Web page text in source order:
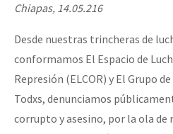
Chiapas, 14.05.216
Desde nuestras trincheras de
conformamos El Espacio de
Represión (ELCOR) y El Grupo
Todxs, denunciamos
corrupto y asesino, por la ola de